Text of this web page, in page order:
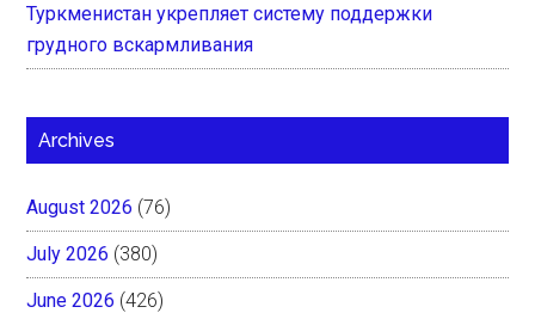
Туркменистан укрепляет систему поддержки
грудного вскармливания
Archives
August 2026 (76)
July 2026 (380)
June 2026 (426)